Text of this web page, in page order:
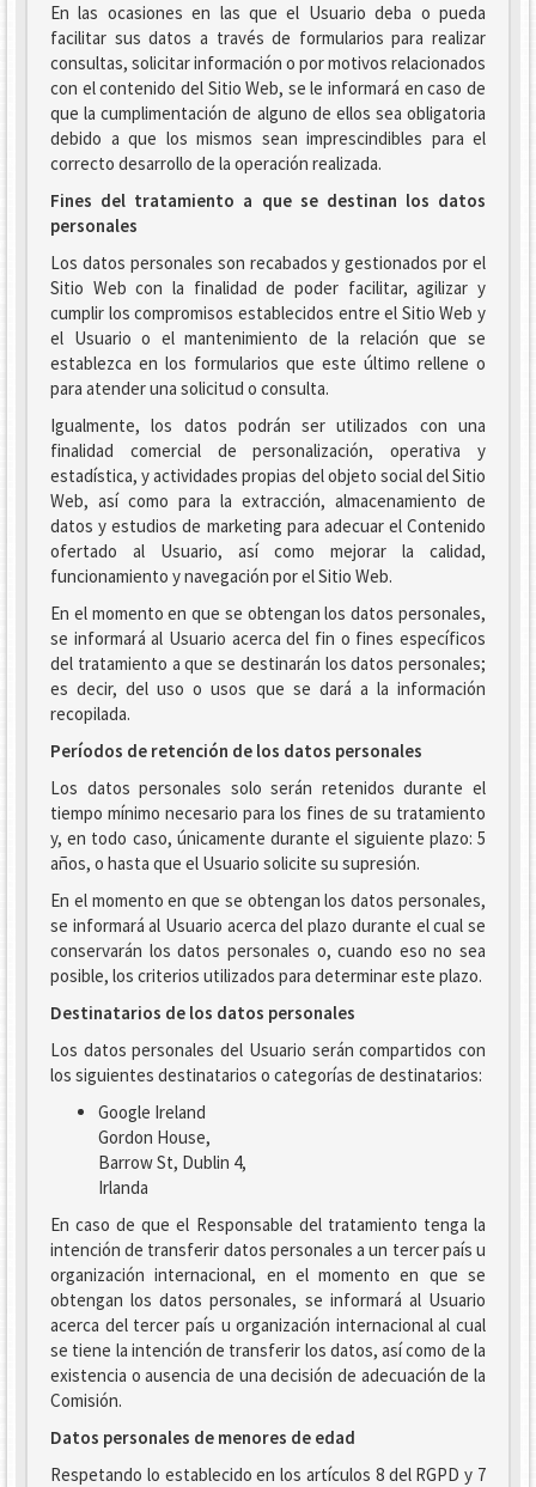
En las ocasiones en las que el Usuario deba o pueda
facilitar sus datos a través de formularios para realizar
consultas, solicitar información o por motivos relacionados
con el contenido del Sitio Web, se le informará en caso de
que la cumplimentación de alguno de ellos sea obligatoria
debido a que los mismos sean imprescindibles para el
correcto desarrollo de la operación realizada.
Fines del tratamiento a que se destinan los datos
personales
Los datos personales son recabados y gestionados por el
Sitio Web con la finalidad de poder facilitar, agilizar y
cumplir los compromisos establecidos entre el Sitio Web y
el Usuario o el mantenimiento de la relación que se
establezca en los formularios que este último rellene o
para atender una solicitud o consulta.
Igualmente, los datos podrán ser utilizados con una
finalidad comercial de personalización, operativa y
estadística, y actividades propias del objeto social del Sitio
Web, así como para la extracción, almacenamiento de
datos y estudios de marketing para adecuar el Contenido
ofertado al Usuario, así como mejorar la calidad,
funcionamiento y navegación por el Sitio Web.
En el momento en que se obtengan los datos personales,
se informará al Usuario acerca del fin o fines específicos
del tratamiento a que se destinarán los datos personales;
es decir, del uso o usos que se dará a la información
recopilada.
Períodos de retención de los datos personales
Los datos personales solo serán retenidos durante el
tiempo mínimo necesario para los fines de su tratamiento
y, en todo caso, únicamente durante el siguiente plazo: 5
años, o hasta que el Usuario solicite su supresión.
En el momento en que se obtengan los datos personales,
se informará al Usuario acerca del plazo durante el cual se
conservarán los datos personales o, cuando eso no sea
posible, los criterios utilizados para determinar este plazo.
Destinatarios de los datos personales
Los datos personales del Usuario serán compartidos con
los siguientes destinatarios o categorías de destinatarios:
Google Ireland
Gordon House,
Barrow St, Dublin 4,
Irlanda
En caso de que el Responsable del tratamiento tenga la
intención de transferir datos personales a un tercer país u
organización internacional, en el momento en que se
obtengan los datos personales, se informará al Usuario
acerca del tercer país u organización internacional al cual
se tiene la intención de transferir los datos, así como de la
existencia o ausencia de una decisión de adecuación de la
Comisión.
Datos personales de menores de edad
Respetando lo establecido en los artículos 8 del RGPD y 7